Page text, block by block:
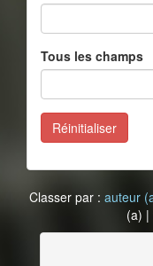
Tous les champs
Réinitialiser
Classer par : auteur
(a) |